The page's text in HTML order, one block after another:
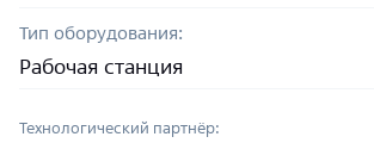
Тип оборудования:
Рабочая станция
Технологический партнёр: